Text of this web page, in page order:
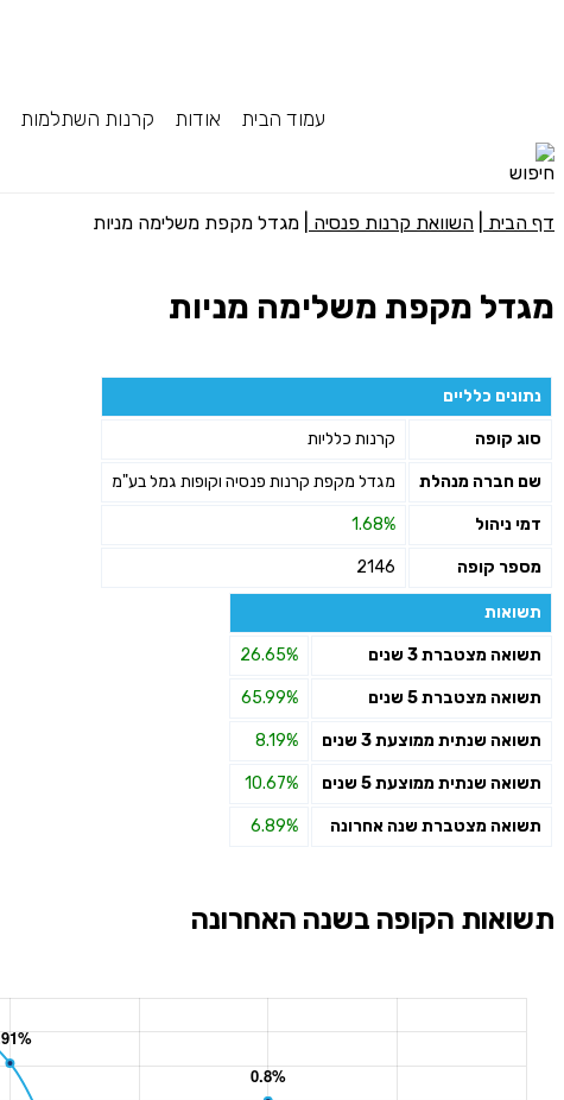
עמוד הבית אודות קרנות השתלמות
דף הבית השוואת קרנות פנסיה מגדל מקפת משלימה מניות
מגדל מקפת משלימה מניות
נתונים כלליים
סוג קופה קרנות כלליות
שם חברה מנהלת מגדל מקפת קרנות פנסיה וקופות גמל בע"מ
דמי ניהול 1.68%
מספר קופה 2146
תשואות
תשואה מצטברת 3 שנים 26.65%
תשואה מצטברת 5 שנים 65.99%
תשואה שנתית ממוצעת 3 שנים 8.19%
תשואה שנתית ממוצעת 5 שנים 10.67%
תשואה מצטברת שנה אחרונה 6.89%
תשואות הקופה בשנה האחרונה